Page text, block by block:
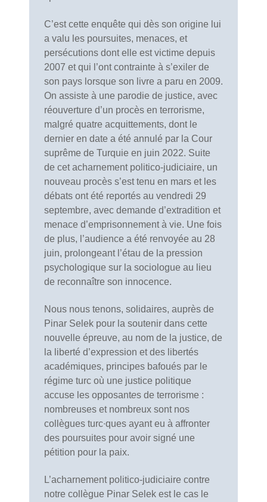
C’est cette enquête qui dès son origine lui
a valu les poursuites, menaces, et
persécutions dont elle est victime depuis
2007 et qui l’ont contrainte à s’exiler de
son pays lorsque son livre a paru en 2009.
On assiste à une parodie de justice, avec
réouverture d’un procès en terrorisme,
malgré quatre acquittements, dont le
dernier en date a été annulé par la Cour
suprême de Turquie en juin 2022. Suite
de cet acharnement politico-judiciaire, un
nouveau procès s’est tenu en mars et les
débats ont été reportés au vendredi 29
septembre, avec demande d’extradition et
menace d’emprisonnement à vie. Une fois
de plus, l’audience a été renvoyée au 28
juin, prolongeant l’étau de la pression
psychologique sur la sociologue au lieu
de reconnaître son innocence.
Nous nous tenons, solidaires, auprès de
Pinar Selek pour la soutenir dans cette
nouvelle épreuve, au nom de la justice, de
la liberté d’expression et des libertés
académiques, principes bafoués par le
régime turc où une justice politique
accuse les opposantes de terrorisme :
nombreuses et nombreux sont nos
collègues turc∙ques ayant eu à affronter
des poursuites pour avoir signé une
pétition pour la paix.
L’acharnement politico-judiciaire contre
notre collègue Pinar Selek est le cas le